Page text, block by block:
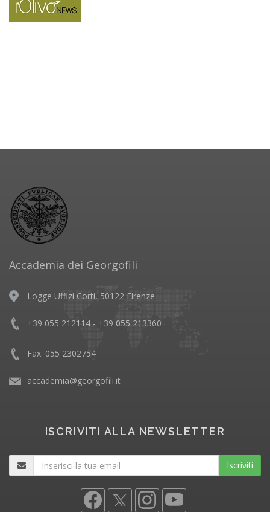
Accademia dei Georgofili
Logge Uffizi Corti, 50122 Firenze
+39 055 212114 - +39 055 213360
Fax: 055 2302754
accademia@georgofili.it
ISCRIVITI ALLA NEWSLETTER
Iscriviti